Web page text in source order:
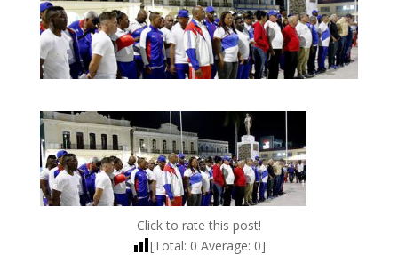
Click to rate this post!
[Total: 0 Average: 0]